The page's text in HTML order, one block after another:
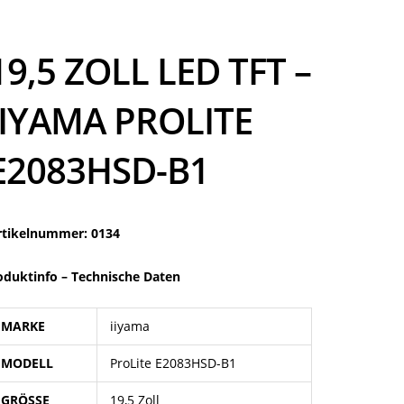
ZOLL LED TFT –
PROLITE
B1
0134
– Technische Daten
MARKE iiyama
MODELL ProLite E2083HSD-B1
GRÖSSE 19,5 Zoll